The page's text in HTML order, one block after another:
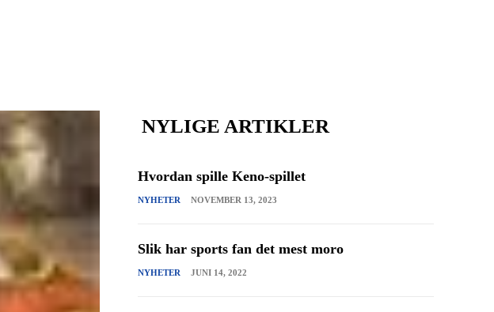
NYLIGE ARTIKLER
Hvordan spille Keno-spillet
NYHETER NOVEMBER 13, 2023
Slik har sports fan det mest moro
NYHETER JUNI 14, 2022